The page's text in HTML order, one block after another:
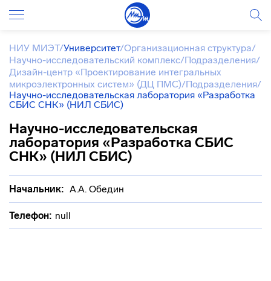
НИУ МИЭТ/Университет/Организационная структура/
Научно-исследовательский комплекс/Подразделения/
Дизайн-центр «Проектирование интегральных
микроэлектронных систем» (ДЦ ПМС)/Подразделения/
Научно-исследовательская лаборатория «Разработка
СБИС СНК» (НИЛ СБИС)
Научно-исследовательская
лаборатория «Разработка СБИС
СНК» (НИЛ СБИС)
Начальник: А.А. Обедин
Телефон: null